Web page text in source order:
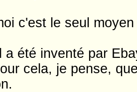
c'est le seul
a été inventé par
cela, je pense,